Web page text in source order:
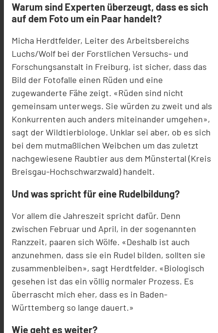
Warum sind Experten überzeugt, dass es sich
auf dem Foto um ein Paar handelt?
Micha Herdtfelder, Leiter des Arbeitsbereichs
Luchs/Wolf bei der Forstlichen Versuchs- und
Forschungsanstalt in Freiburg, ist sicher, dass das
Bild der Fotofalle einen Rüden und eine
zugewanderte Fähe zeigt. «Rüden sind nicht
gemeinsam unterwegs. Sie würden zu zweit und als
Konkurrenten auch anders miteinander umgehen»,
sagt der Wildtierbiologe. Unklar sei aber, ob es sich
bei dem mutmaßlichen Weibchen um das zuletzt
nachgewiesene Raubtier aus dem Münstertal (Kreis
Breisgau-Hochschwarzwald) handelt.
Und was spricht für eine Rudelbildung?
Vor allem die Jahreszeit spricht dafür. Denn
zwischen Februar und April, in der sogenannten
Ranzzeit, paaren sich Wölfe. «Deshalb ist auch
anzunehmen, dass sie ein Rudel bilden, sollten sie
zusammenbleiben», sagt Herdtfelder. «Biologisch
gesehen ist das ein völlig normaler Prozess. Es
überrascht mich eher, dass es in Baden-
Württemberg so lange dauert.»
Wie geht es weiter?